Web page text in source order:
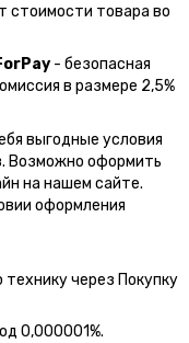
стоимости товара во
- безопасная
в размере 2,5%
выгодные условия
Возможно оформить
на нашем сайте.
оформления
через Покупку
0,000001%.